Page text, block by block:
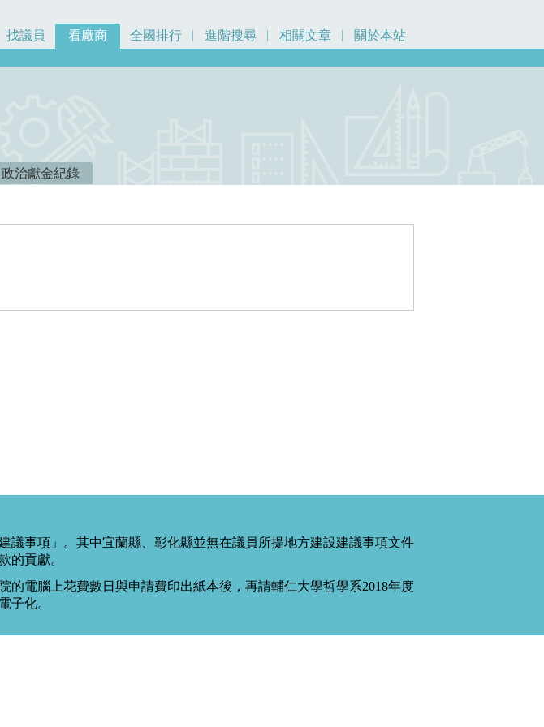
找議員 看廠商 全國排行 進階搜尋 相關文章 關於本站
政治獻金紀錄
議事項」。其中宜蘭縣、彰化縣並無在議員所提地方建設建議事項文件
的貢獻。
電腦上花費數日與申請費印出紙本後，再請輔仁大學哲學系2018年度
子化。